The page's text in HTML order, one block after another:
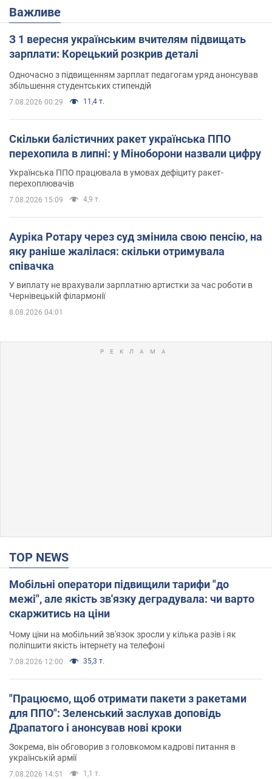
Важливе
З 1 вересня українським вчителям підвищать
зарплати: Корецький розкрив деталі
Одночасно з підвищенням зарплат педагогам уряд анонсував
збільшення студентських стипендій
7.08.2026 00:29 11,4 т.
Скільки балістичних ракет українська ППО
перехопила в липні: у Міноборони назвали цифру
Українська ППО працювала в умовах дефіциту ракет-
перехоплювачів
7.08.2026 15:09 4,9 т.
Ауріка Ротару через суд змінила свою пенсію, на
яку раніше жалілася: скільки отримувала
співачка
У виплату не врахували зарплатню артистки за час роботи в
Чернівецькій філармонії
8.08.2026 04:01
TOP NEWS
Мобільні оператори підвищили тарифи "до
межі", але якість зв'язку деградувала: чи варто
скаржитись на ціни
Чому ціни на мобільний зв'язок зросли у кілька разів і як
поліпшити якість інтернету на телефоні
7.08.2026 12:00 35,3 т.
"Працюємо, щоб отримати пакети з ракетами
для ППО": Зеленський заслухав доповідь
Драпатого і анонсував нові кроки
Зокрема, він обговорив з головкомом кадрові питання в
українській армії
7.08.2026 14:51 1,1 т.